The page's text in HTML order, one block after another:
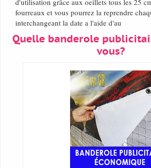
d'utilisation grâce aux oeillets tous les 25
fourreaux et vous pourrez la reprendre
interchangeant la date a l'aide d'au
Quelle banderole
vous?